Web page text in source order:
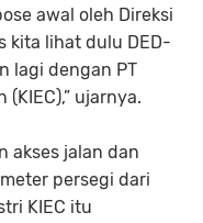
awal oleh Direksi
kita lihat dulu DED-
lagi dengan PT
ujarnya.
akses jalan dan
persegi dari
KIEC itu